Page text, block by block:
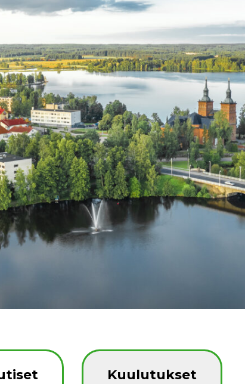
Kuulutukset